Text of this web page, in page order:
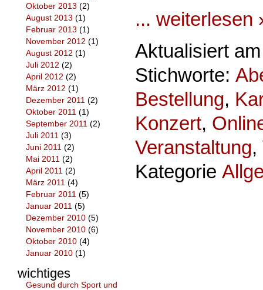
Oktober 2013 (2)
August 2013 (1)
Februar 2013 (1)
November 2012 (1)
August 2012 (1)
Juli 2012 (2)
April 2012 (2)
März 2012 (1)
Dezember 2011 (2)
Oktober 2011 (1)
September 2011 (2)
Juli 2011 (3)
Juni 2011 (2)
Mai 2011 (2)
April 2011 (2)
März 2011 (4)
Februar 2011 (5)
Januar 2011 (5)
Dezember 2010 (5)
November 2010 (6)
Oktober 2010 (4)
Januar 2010 (1)
wichtiges
Gesund durch Sport und
... weiterlesen
Aktualisiert
Stichworte:
Bestellung,
Konzert,
Veranstaltung,
Kategorie